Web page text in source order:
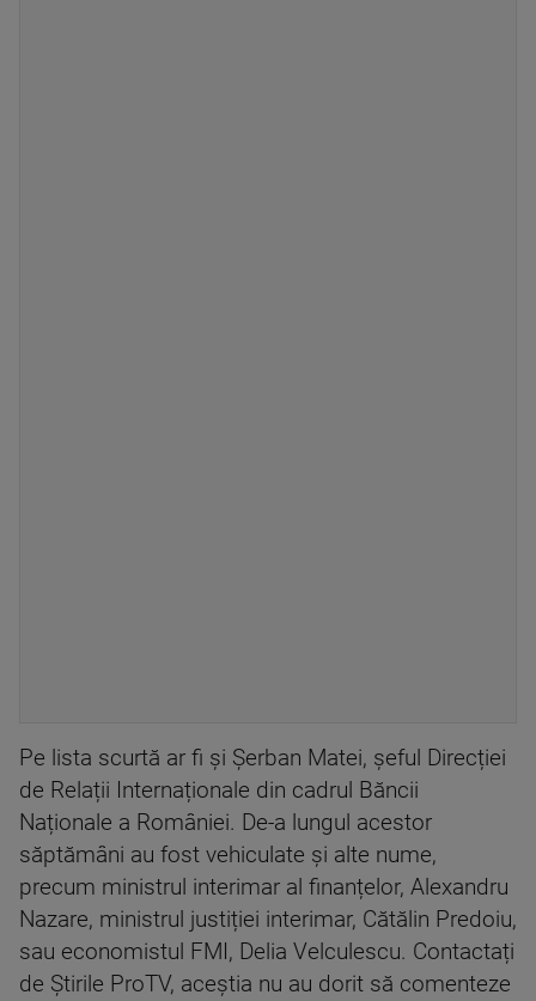
Pe lista scurtă ar fi și Șerban Matei, șeful Direcției
de Relații Internaționale din cadrul Băncii
Naționale a României. De-a lungul acestor
săptămâni au fost vehiculate și alte nume,
precum ministrul interimar al finanțelor, Alexandru
Nazare, ministrul justiției interimar, Cătălin Predoiu,
sau economistul FMI, Delia Velculescu. Contactați
de Știrile ProTV, aceștia nu au dorit să comenteze